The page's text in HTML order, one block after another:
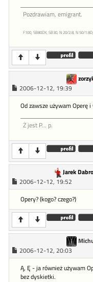
Pozdrawiam, emigrant.
F100, SB80DX, SB30, N 20/2.8, N 50/
2006-12-12, 19:39
Od zawsze używam Operę
Ż jest P... p.
Jarek
2006-12-12, 19:52
Opery? (kogo? czego?)
2006-12-12, 20:03
Ą, Ę - ja również używam
bez dyskietki.